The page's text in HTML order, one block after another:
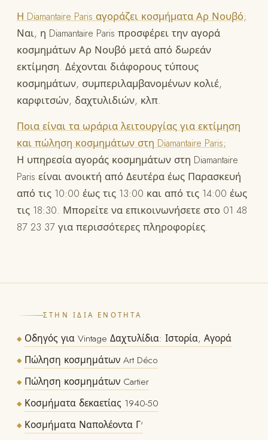
Η Diamantaire Paris αγοράζει κοσμήματα Αρ Νουβό;
Ναι, η Diamantaire Paris προσφέρει την αγορά
κοσμημάτων Αρ Νουβό μετά από δωρεάν
εκτίμηση. Δέχονται διάφορους τύπους
κοσμημάτων, συμπεριλαμβανομένων κολιέ,
καρφιτσών, δαχτυλιδιών, κλπ.
Ποια είναι τα ωράρια λειτουργίας για εκτίμηση
και πώληση κοσμημάτων στη Diamantaire Paris;
Η υπηρεσία αγοράς κοσμημάτων στη Diamantaire
Paris είναι ανοικτή από Δευτέρα έως Παρασκευή
από τις 10:00 έως τις 13:00 και από τις 14:00 έως
τις 18:30. Μπορείτε να επικοινωνήσετε στο 01 48
87 23 37 για περισσότερες πληροφορίες.
ΣΤΗΝ ΊΔΙΑ ΕΝΌΤΗΤΑ
◆ Οδηγός για Vintage Δαχτυλίδια: Ιστορία, Αγορά
◆ Πώληση κοσμημάτων Art Déco
◆ Πώληση κοσμημάτων Cartier
◆ Κοσμήματα δεκαετίας 1940-50
◆ Κοσμήματα Ναπολέοντα Γ'